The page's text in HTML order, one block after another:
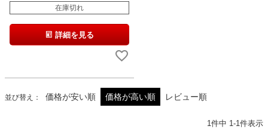
在庫切れ
詳細を見る
並び替え 価格が安い順 価格が高い順 レビュー順
1件中 1-1件表示